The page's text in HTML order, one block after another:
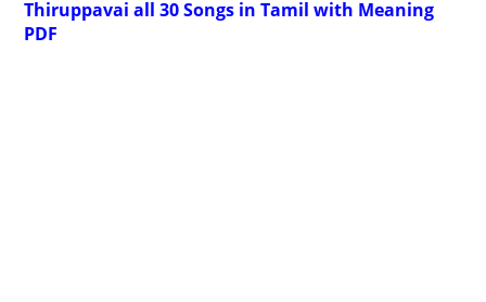
Thiruppavai all 30 Songs in Tamil with Meaning
PDF